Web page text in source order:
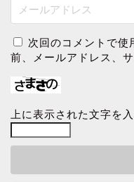
次回のコメントで使
前、メールアドレス、
上に表示された文字を